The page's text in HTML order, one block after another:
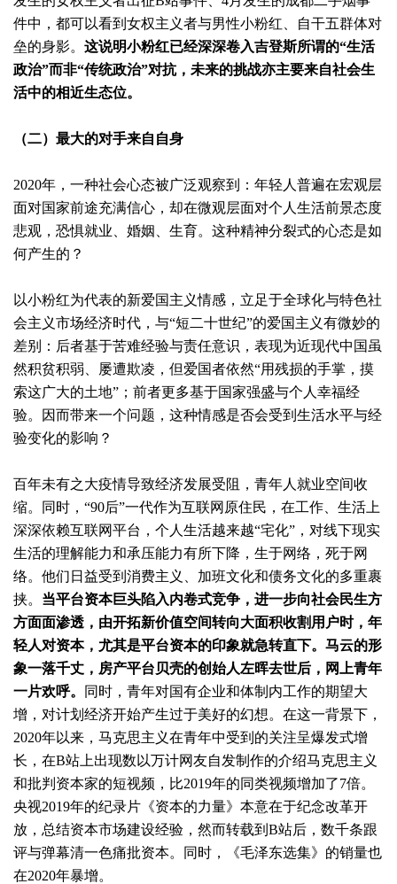
件中，都可以看到女权主义者与男性小粉红、自干五群体对
垒的身影。 这说明小粉红已经深深卷入吉登斯所谓的“生活
政治”而非“传统政治”对抗，未来的挑战亦主要来自社会生
活中的相近生态位。
（二）最大的对手来自自身
2020年，一种社会心态被广泛观察到：年轻人普遍在宏观层
面对国家前途充满信心，却在微观层面对个人生活前景态度
悲观，恐惧就业、婚姻、生育。这种精神分裂式的心态是如
何产生的？
以小粉红为代表的新爱国主义情感，立足于全球化与特色社
会主义市场经济时代，与“短二十世纪”的爱国主义有微妙的
差别：后者基于苦难经验与责任意识，表现为近现代中国虽
然积贫积弱、屡遭欺凌，但爱国者依然“用残损的手掌，摸
索这广大的土地”；前者更多基于国家强盛与个人幸福经
验。因而带来一个问题，这种情感是否会受到生活水平与经
验变化的影响？
百年未有之大疫情导致经济发展受阻，青年人就业空间收
缩。同时，“90后”一代作为互联网原住民，在工作、生活上
深深依赖互联网平台，个人生活越来越“宅化”，对线下现实
生活的理解能力和承压能力有所下降，生于网络，死于网
络。他们日益受到消费主义、加班文化和债务文化的多重裹
挟。 当平台资本巨头陷入内卷式竞争，进一步向社会民生方
方面面渗透，由开拓新价值空间转向大面积收割用户时，年
轻人对资本，尤其是平台资本的印象就急转直下。马云的形
象一落千丈，房产平台贝壳的创始人左晖去世后，网上青年
一片欢呼。
同时，青年对国有企业和体制内工作的期望大
增，对计划经济开始产生过于美好的幻想。在这一背景下，
2020年以来，马克思主义在青年中受到的关注呈爆发式增
长，在B站上出现数以万计网友自发制作的介绍马克思主义
和批判资本家的短视频，比2019年的同类视频增加了7倍。
央视2019年的纪录片《资本的力量》本意在于纪念改革开
放，总结资本市场建设经验，然而转载到B站后，数千条跟
评与弹幕清一色痛批资本。同时，《毛泽东选集》的销量也
在2020年暴增。